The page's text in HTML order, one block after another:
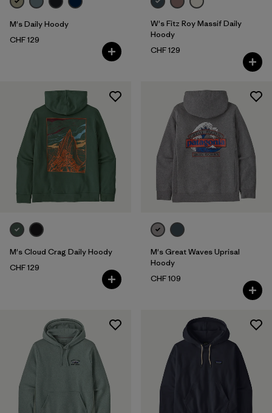
M's Daily Hoody
CHF 129
W's Fitz Roy Massif Daily
Hoody
CHF 129
M's Cloud Crag Daily Hoody
CHF 129
M's Great Waves Uprisal
Hoody
CHF 109